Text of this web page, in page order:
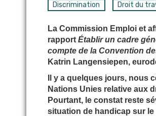
Discrimination Droit du
La Commission Emploi et
rapport Établir un cadre
compte de la Convention
Katrin Langensiepen,
Il y a quelques jours, nous
Nations Unies relative aux
Pourtant, le constat reste
situation de handicap sur